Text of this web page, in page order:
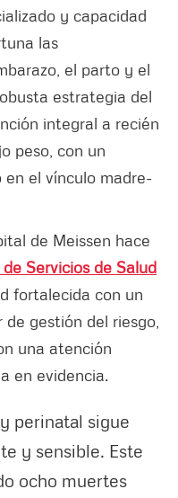
y capacidad
las
el parto y el
estrategia del
integral a recién
peso, con un
el vínculo madre-
de Meissen hace
Servicios de Salud
fortalecida con un
gestión del riesgo,
una atención
en evidencia.
perinatal sigue
y sensible. Este
ocho muertes